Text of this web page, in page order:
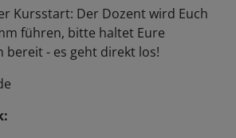
Kursstart: Der Dozent wird Euch
führen, bitte haltet Eure
bereit - es geht direkt los!